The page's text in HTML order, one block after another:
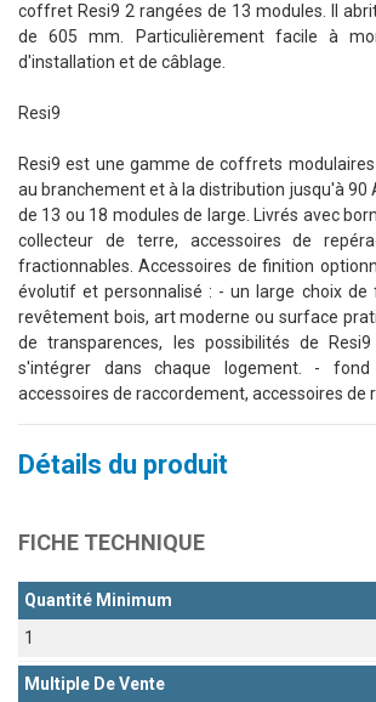
coffret Resi9 2 rangées de 13 modules. Il
de 605 mm. Particulièrement facile à
d'installation et de câblage.
Resi9
Resi9 est une gamme de coffrets
au branchement et à la distribution jusqu'à 90
de 13 ou 18 modules de large. Livrés avec
collecteur de terre, accessoires de
fractionnables. Accessoires de finition
évolutif et personnalisé : - un large choix de
revêtement bois, art moderne ou surface
de transparences, les possibilités de
s'intégrer dans chaque logement. - fond
accessoires de raccordement, accessoires de
Détails du produit
FICHE TECHNIQUE
Quantité Minimum
1
Multiple De Vente